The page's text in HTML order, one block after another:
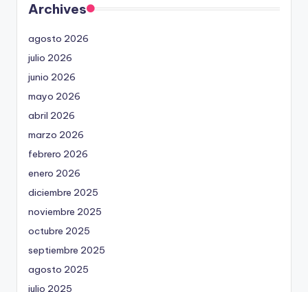
Archives
agosto 2026
julio 2026
junio 2026
mayo 2026
abril 2026
marzo 2026
febrero 2026
enero 2026
diciembre 2025
noviembre 2025
octubre 2025
septiembre 2025
agosto 2025
julio 2025